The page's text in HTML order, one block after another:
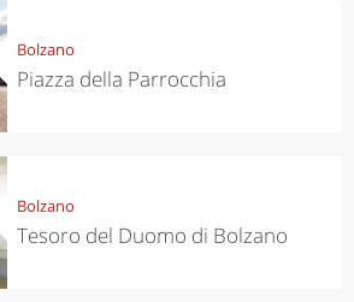
Bolzano
Piazza della Parrocchia
Bolzano
Tesoro del Duomo di Bolzano